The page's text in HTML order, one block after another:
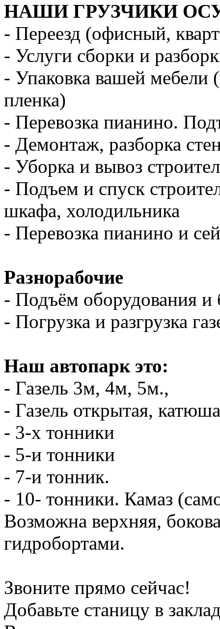
НАШИ ГРУЗЧИКИ
- Переезд (офисный,
- Услуги сборки и
- Упаковка вашей мебели
пленка)
- Перевозка пианино.
- Демонтаж, разборка
- Уборка и вывоз
- Подъем и спуск
шкафа, холодильника
- Перевозка пианино и
Разнорабочие
- Подъём оборудования и
- Погрузка и разгрузка
Наш автопарк это:
- Газель 3м, 4м, 5м.,
- Газель открытая,
- 3-х тонники
- 5-и тонники
- 7-и тонник.
- 10- тонники. Камаз
Возможна верхняя,
гидробортами.
Звоните прямо сейчас!
Добавьте станицу в